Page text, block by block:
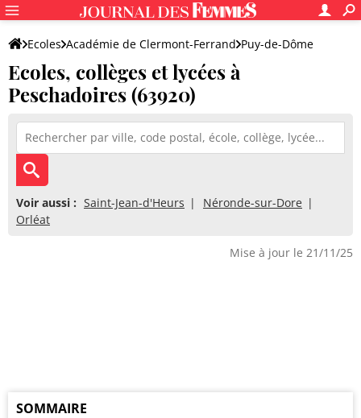
Ecoles Académie de Clermont-Ferrand Puy-de-Dôme
Ecoles, collèges et lycées à
Peschadoires (63920)
Voir aussi : Saint-Jean-d'Heurs
Néronde-sur-Dore
Orléat
Mise à jour le 21/11/25
SOMMAIRE